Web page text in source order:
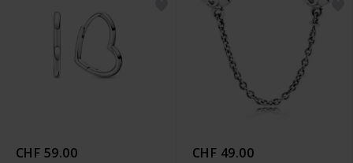
CHF 59.00 CHF 49.00